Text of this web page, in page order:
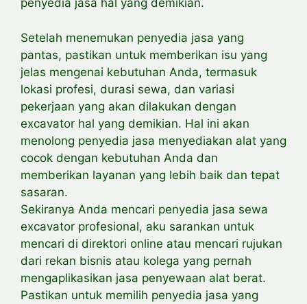
penyedia jasa hal yang demikian.
Setelah menemukan penyedia jasa yang
pantas, pastikan untuk memberikan isu yang
jelas mengenai kebutuhan Anda, termasuk
lokasi profesi, durasi sewa, dan variasi
pekerjaan yang akan dilakukan dengan
excavator hal yang demikian. Hal ini akan
menolong penyedia jasa menyediakan alat yang
cocok dengan kebutuhan Anda dan
memberikan layanan yang lebih baik dan tepat
sasaran.
Sekiranya Anda mencari penyedia jasa sewa
excavator profesional, aku sarankan untuk
mencari di direktori online atau mencari rujukan
dari rekan bisnis atau kolega yang pernah
mengaplikasikan jasa penyewaan alat berat.
Pastikan untuk memilih penyedia jasa yang